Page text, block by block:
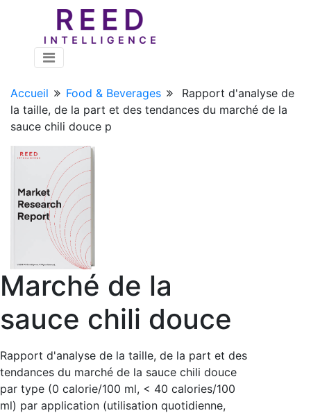
Accueil Food & Beverages
Rapport d'analyse de
la taille, de la part et des tendances du marché de la
sauce chili douce p
Marché de la
sauce chili douce
Rapport d'analyse de la taille, de la part et des
tendances du marché de la sauce chili douce
par type (0 calorie/100 ml, < 40 calories/100
ml) par application (utilisation quotidienne,